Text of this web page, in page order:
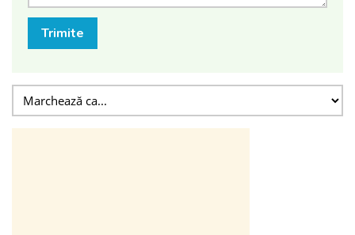
Trimite